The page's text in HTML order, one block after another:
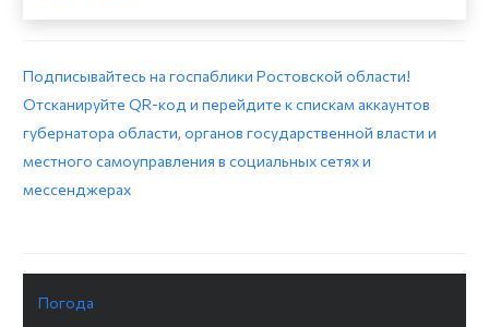
Подписывайтесь на госпаблики Ростовской области!
Отсканируйте QR-код и перейдите к спискам аккаунтов
губернатора области, органов государственной власти и
местного самоуправления в социальных сетях и
мессенджерах
Погода